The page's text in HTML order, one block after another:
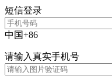
短信登录
中国+86
请输入真实手机号